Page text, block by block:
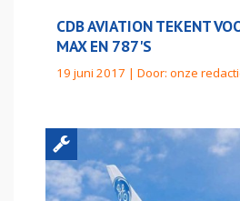
CDB AVIATION TEKENT
MAX EN 787'S
19 juni 2017 | Door: onze